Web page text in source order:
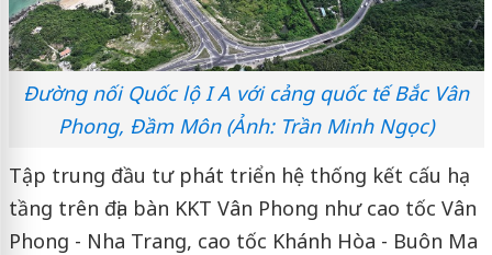
Đường nối Quốc lộ I A với cảng quốc tế Bắc Vân
Phong, Đầm Môn (Ảnh: Trần Minh Ngọc)
Tập trung đầu tư phát triển hệ thống kết cấu hạ
tầng trên địa bàn KKT Vân Phong như cao tốc Vân
Phong - Nha Trang, cao tốc Khánh Hòa - Buôn Ma